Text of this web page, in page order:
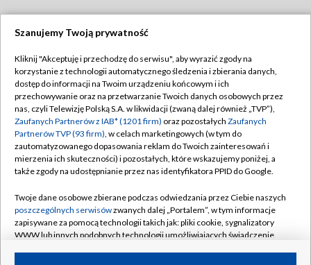
TVP
Abonament TVP
Emisja w TVP
Centrum informacji TVP
Naziemna Telewizja Cyfrowa
Rada Programowa
System NOS
Informacje o nadawcy
Regulamin TVP
Polityka prywatności
Moje zgody
Pomoc
Kontakt
Kanały
Szanujemy Twoją prywatność
Kliknij "Akceptuję i przechodzę do serwisu", aby wyrazić zgody na
korzystanie z technologii automatycznego śledzenia i zbierania danych,
dostęp do informacji na Twoim urządzeniu końcowym i ich
przechowywanie oraz na przetwarzanie Twoich danych osobowych przez
nas, czyli Telewizję Polską S.A. w likwidacji (zwaną dalej również „TVP”),
Zaufanych Partnerów z IAB* (1201 firm) oraz pozostałych Zaufanych
Partnerów TVP (93 firm), w celach marketingowych (w tym do
zautomatyzowanego dopasowania reklam do Twoich zainteresowań i
mierzenia ich skuteczności) i pozostałych, które wskazujemy poniżej, a
także zgody na udostępnianie przez nas identyfikatora PPID do Google.
Twoje dane osobowe zbierane podczas odwiedzania przez Ciebie naszych
poszczególnych serwisówzwanych dalej „Portalem”, w tym informacje
zapisywane za pomocą technologii takich jak: pliki cookie, sygnalizatory
WWW lub innych podobnych technologii umożliwiających świadczenie